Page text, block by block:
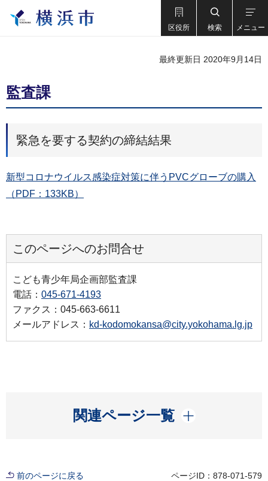
区役所 検索 メニュー
最終更新日 2020年9月14日
監査課
緊急を要する契約の締結結果
新型コロナウイルス感染症対策に伴うPVCグローブの購入
（PDF：133KB）
このページへのお問合せ
こども青少年局企画部監査課
電話： 045-671-4193
ファクス：045-663-6611
メールアドレス： kd-kodomokansa@city.yokohama.lg.jp
関連ページ一覧
開く
前のページに戻る ページID：878-071-579